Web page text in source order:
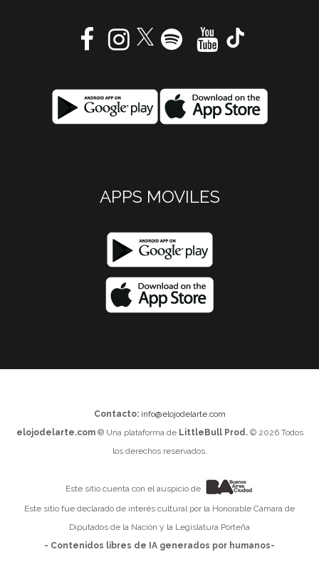
APPS MOVILES
Contacto: info@elojodelarte.com
elojodelarte.com® Una plataforma de LittleBull Prod.© 2026 Todos
los derechos reservados.
Este sitio cuenta con el auspicio de
Este sitio fue declarado de interés cultural por la Honorable Cámara de
Diputados de la Nación y la Legislatura Porteña
- Contenidos libres de IA generados por humanos-